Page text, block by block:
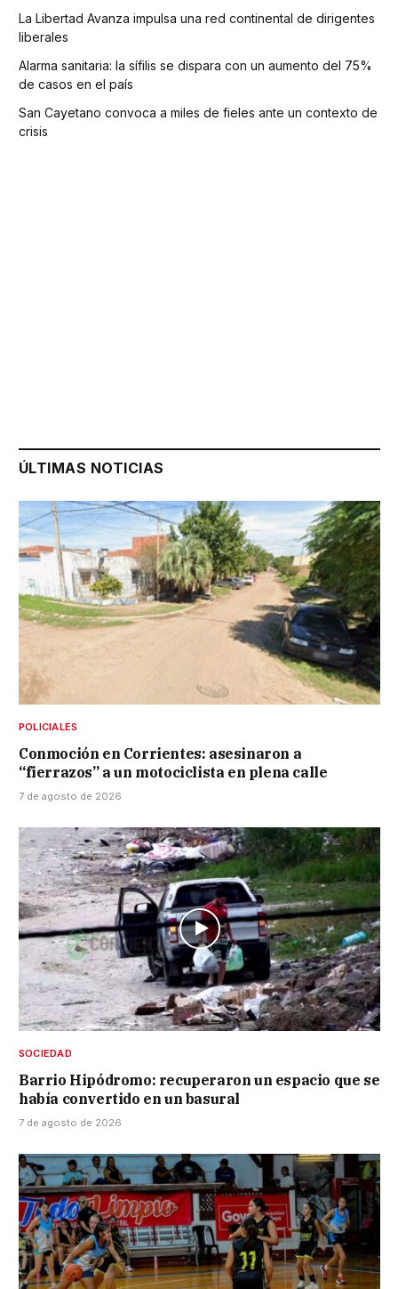
La Libertad Avanza impulsa una red continental de dirigentes
liberales
Alarma sanitaria: la sífilis se dispara con un aumento del 75%
de casos en el país
San Cayetano convoca a miles de fieles ante un contexto de
crisis
ÚLTIMAS NOTICIAS
POLICIALES
Conmoción en Corrientes: asesinaron a
“fierrazos” a un motociclista en plena calle
7 de agosto de 2026
SOCIEDAD
Barrio Hipódromo: recuperaron un espacio que se
había convertido en un basural
7 de agosto de 2026